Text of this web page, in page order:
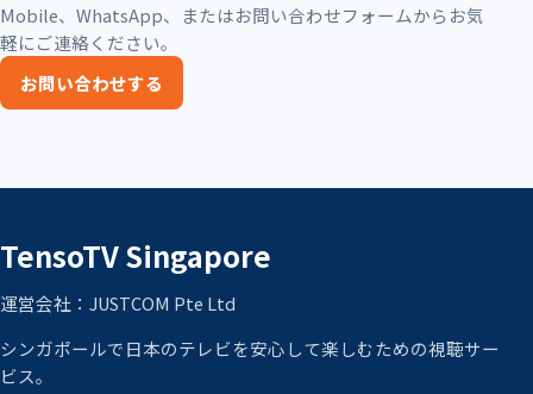
Mobile、WhatsApp、またはお問い合わせフォームからお気
軽にご連絡ください。
お問い合わせする
TensoTV Singapore
運営会社：JUSTCOM Pte Ltd
シンガポールで日本のテレビを安心して楽しむための視聴サー
ビス。